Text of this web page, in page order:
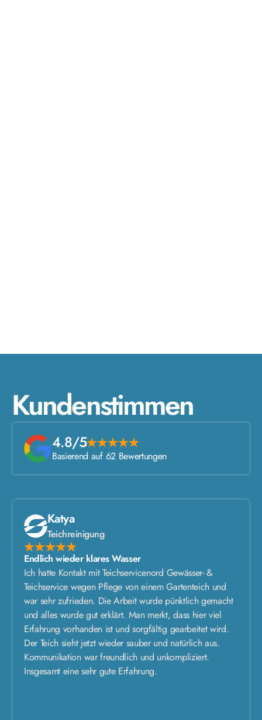
Kundenstimmen
4.8/5
Basierend auf 62 Bewertungen
Katya
Teichreinigung
Endlich wieder klares Wasser
Ich hatte Kontakt mit Teichservicenord Gewässer- &
Teichservice wegen Pflege von einem Gartenteich und
war sehr zufrieden. Die Arbeit wurde pünktlich gemacht
und alles wurde gut erklärt. Man merkt, dass hier viel
Erfahrung vorhanden ist und sorgfältig gearbeitet wird.
Der Teich sieht jetzt wieder sauber und natürlich aus.
Kommunikation war freundlich und unkompliziert.
Insgesamt eine sehr gute Erfahrung.